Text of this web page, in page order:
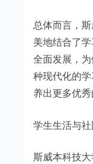
总体而言，
美地结合了
全面发展，
种现代化的
养出更多优秀
学生生活与
斯威本科技